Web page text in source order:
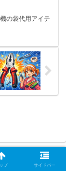
の袋代用アイテ
プ サイドバー